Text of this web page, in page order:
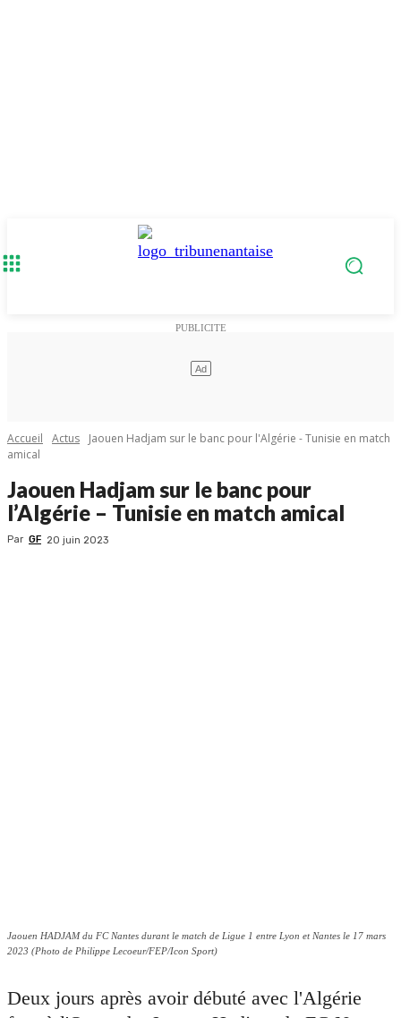
Accueil Actus
Jaouen Hadjam sur le banc pour l'Algérie - Tunisie en match
amical
Jaouen Hadjam sur le banc pour
l’Algérie – Tunisie en match amical
Par GF 20 juin 2023
Jaouen HADJAM du FC Nantes durant le match de Ligue 1 entre Lyon et Nantes le 17 mars
2023 (Photo de Philippe Lecoeur/FEP/Icon Sport)
Deux jours après avoir débuté avec l'Algérie